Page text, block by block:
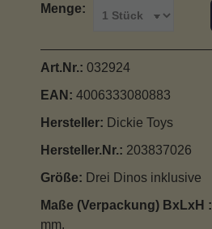
Menge:
Art.Nr.: 032924
EAN: 4006333080883
Hersteller: Dickie Toys
Hersteller.Nr.: 203837026
Größe: Drei Dinos inklusive
Maße (Verpackung) BxLxH :
mm.